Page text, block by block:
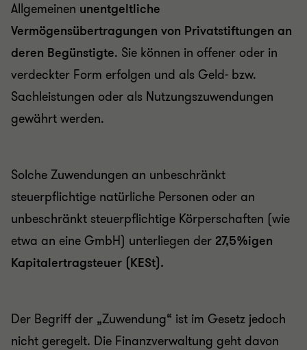
Allgemeinen unentgeltliche
Vermögensübertragungen von Privatstiftungen an
deren Begünstigte. Sie können in offener oder in
verdeckter Form erfolgen und als Geld- bzw.
Sachleistungen oder als Nutzungszuwendungen
gewährt werden.
Solche Zuwendungen an unbeschränkt
steuerpflichtige natürliche Personen oder an
unbeschränkt steuerpflichtige Körperschaften (wie
etwa an eine GmbH) unterliegen der 27,5%igen
Kapitalertragsteuer (KESt).
Der Begriff der „Zuwendung“ ist im Gesetz jedoch
nicht geregelt. Die Finanzverwaltung geht davon